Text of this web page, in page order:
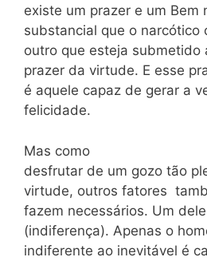
existe um prazer e um Bem
substancial que o narcótico
outro que esteja submetido
prazer da virtude. E esse
é aquele capaz de gerar a
felicidade.
Mas como
desfrutar de um gozo tão
virtude, outros fatores
fazem necessários. Um
(indiferença). Apenas o
indiferente ao inevitável é